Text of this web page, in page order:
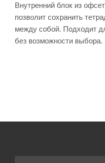
Внутренний блок из
позволит сохранить
между собой. Подходит
без возможности выбора.